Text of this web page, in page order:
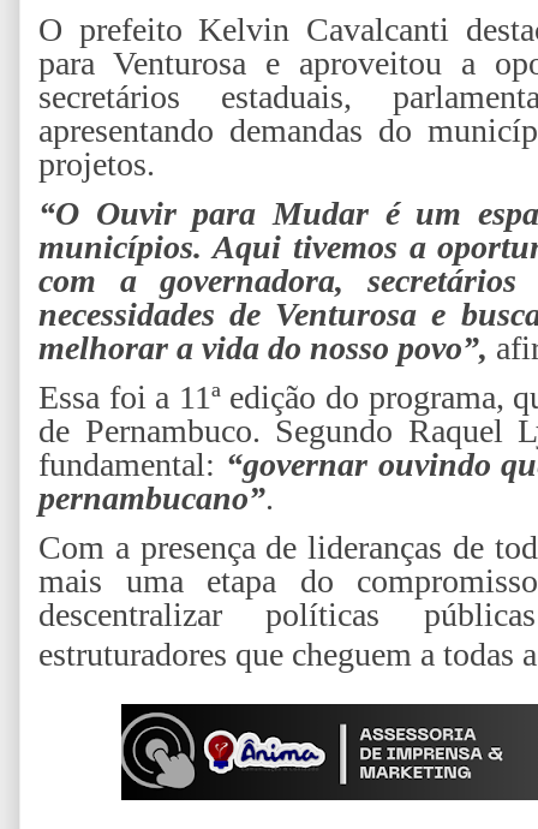
O prefeito Kelvin Cavalcanti
para Venturosa e aproveitou a
secretários estaduais,
apresentando demandas do
projetos.
“O Ouvir para Mudar é um
municípios. Aqui tivemos a
com a governadora,
necessidades de Venturosa e
melhorar a vida do nosso povo”,
Essa foi a 11ª edição do programa,
de Pernambuco. Segundo Raquel
fundamental: “governar ouvindo
pernambucano”.
Com a presença de lideranças de
mais uma etapa do
descentralizar políticas
estruturadores que cheguem a todas